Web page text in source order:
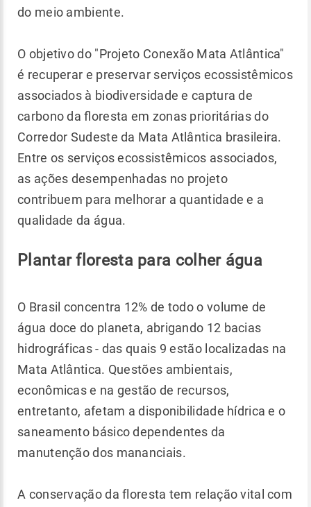
do meio ambiente.
O objetivo do "Projeto Conexão Mata Atlântica"
é recuperar e preservar serviços ecossistêmicos
associados à biodiversidade e captura de
carbono da ﬂoresta em zonas prioritárias do
Corredor Sudeste da Mata Atlântica brasileira.
Entre os serviços ecossistêmicos associados,
as ações desempenhadas no projeto
contribuem para melhorar a quantidade e a
qualidade da água.
Plantar floresta para colher água
O Brasil concentra 12% de todo o volume de
água doce do planeta, abrigando 12 bacias
hidrográficas - das quais 9 estão localizadas na
Mata Atlântica. Questões ambientais,
econômicas e na gestão de recursos,
entretanto, afetam a disponibilidade hídrica e o
saneamento básico dependentes da
manutenção dos mananciais.
A conservação da floresta tem relação vital com